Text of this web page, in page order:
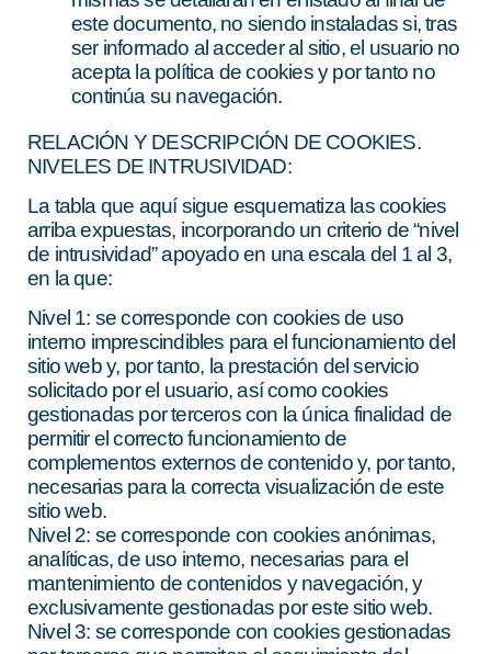
este documento, no siendo instaladas si, tras
ser informado al acceder al sitio, el usuario no
acepta la política de cookies y por tanto no
continúa su navegación.
RELACIÓN Y DESCRIPCIÓN DE COOKIES.
NIVELES DE INTRUSIVIDAD:
La tabla que aquí sigue esquematiza las cookies
arriba expuestas, incorporando un criterio de “nivel
de intrusividad” apoyado en una escala del 1 al 3,
en la que:
Nivel 1: se corresponde con cookies de uso
interno imprescindibles para el funcionamiento del
sitio web y, por tanto, la prestación del servicio
solicitado por el usuario, así como cookies
gestionadas por terceros con la única finalidad de
permitir el correcto funcionamiento de
complementos externos de contenido y, por tanto,
necesarias para la correcta visualización de este
sitio web.
Nivel 2: se corresponde con cookies anónimas,
analíticas, de uso interno, necesarias para el
mantenimiento de contenidos y navegación, y
exclusivamente gestionadas por este sitio web.
Nivel 3: se corresponde con cookies gestionadas